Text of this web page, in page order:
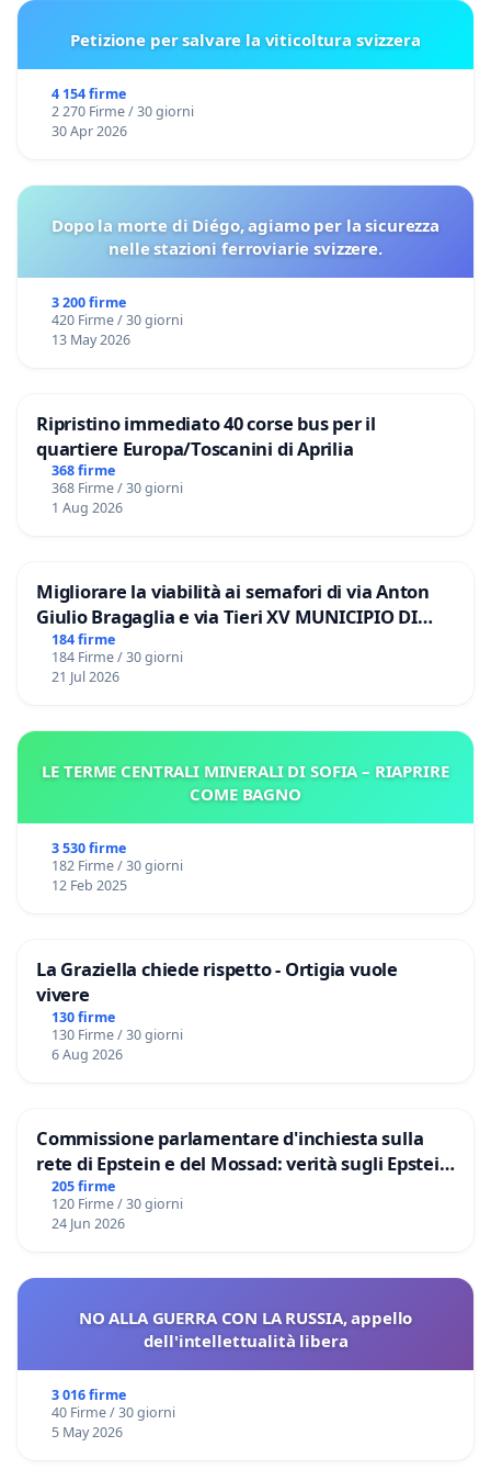
Petizione per salvare la viticoltura svizzera
4 154 firme
2 270 Firme / 30 giorni
30 Apr 2026
Dopo la morte di Diégo, agiamo per la sicurezza
nelle stazioni ferroviarie svizzere.
3 200 firme
420 Firme / 30 giorni
13 May 2026
Ripristino immediato 40 corse bus per il
quartiere Europa/Toscanini di Aprilia
368 firme
368 Firme / 30 giorni
1 Aug 2026
Migliorare la viabilità ai semafori di via Anton
Giulio Bragaglia e via Tieri XV MUNICIPIO DI
ROMA
184 firme
184 Firme / 30 giorni
21 Jul 2026
LE TERME CENTRALI MINERALI DI SOFIA – RIAPRIRE
COME BAGNO
3 530 firme
182 Firme / 30 giorni
12 Feb 2025
La Graziella chiede rispetto - Ortigia vuole
vivere
130 firme
130 Firme / 30 giorni
6 Aug 2026
Commissione parlamentare d'inchiesta sulla
rete di Epstein e del Mossad: verità sugli Epstein
Files
205 firme
120 Firme / 30 giorni
24 Jun 2026
NO ALLA GUERRA CON LA RUSSIA, appello
dell'intellettualità libera
3 016 firme
40 Firme / 30 giorni
5 May 2026